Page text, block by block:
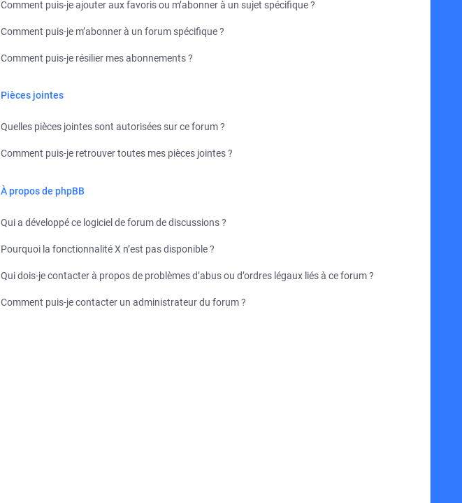
Comment puis-je ajouter aux favoris ou m’abonner à un sujet spécifique ?
Comment puis-je m’abonner à un forum spécifique ?
Comment puis-je résilier mes abonnements ?
Pièces jointes
Quelles pièces jointes sont autorisées sur ce forum ?
Comment puis-je retrouver toutes mes pièces jointes ?
À propos de phpBB
Qui a développé ce logiciel de forum de discussions ?
Pourquoi la fonctionnalité X n’est pas disponible ?
Qui dois-je contacter à propos de problèmes d’abus ou d’ordres légaux liés à ce forum ?
Comment puis-je contacter un administrateur du forum ?